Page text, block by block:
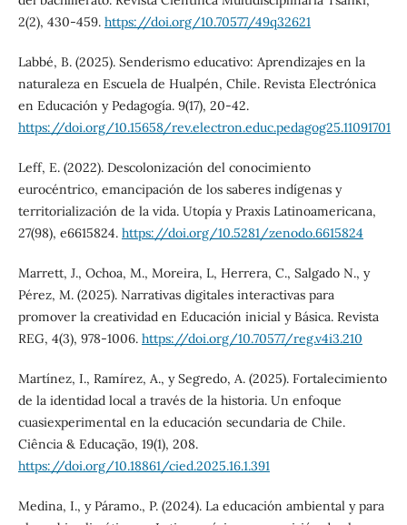
2(2), 430-459. https://doi.org/10.70577/49q32621
Labbé, B. (2025). Senderismo educativo: Aprendizajes en la
naturaleza en Escuela de Hualpén, Chile. Revista Electrónica
en Educación y Pedagogía. 9(17), 20-42.
https://doi.org/10.15658/rev.electron.educ.pedagog25.11091701
Leff, E. (2022). Descolonización del conocimiento
eurocéntrico, emancipación de los saberes indígenas y
territorialización de la vida. Utopía y Praxis Latinoamericana,
27(98), e6615824. https://doi.org/10.5281/zenodo.6615824
Marrett, J., Ochoa, M., Moreira, L, Herrera, C., Salgado N., y
Pérez, M. (2025). Narrativas digitales interactivas para
promover la creatividad en Educación inicial y Básica. Revista
REG, 4(3), 978-1006. https://doi.org/10.70577/reg.v4i3.210
Martínez, I., Ramírez, A., y Segredo, A. (2025). Fortalecimiento
de la identidad local a través de la historia. Un enfoque
cuasiexperimental en la educación secundaria de Chile.
Ciência & Educação, 19(1), 208.
https://doi.org/10.18861/cied.2025.16.1.391
Medina, I., y Páramo., P. (2024). La educación ambiental y para